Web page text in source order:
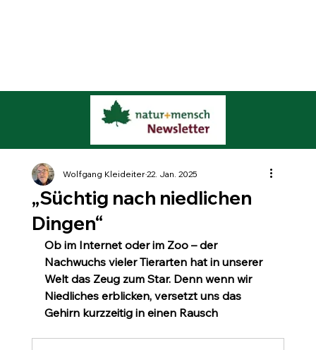
„Süchtig nach niedlichen
Dingen“
Wolfgang Kleideiter22. Jan. 2025
Ob im Internet oder im Zoo – der
Nachwuchs vieler Tierarten hat in unserer
Welt das Zeug zum Star. Denn wenn wir
Niedliches erblicken, versetzt uns das
Gehirn kurzzeitig in einen Rausch